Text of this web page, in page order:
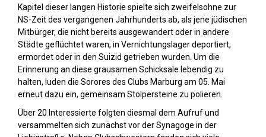
Kapitel dieser langen Historie spielte sich zweifelsohne zur
NS-Zeit des vergangenen Jahrhunderts ab, als jene jüdischen
Mitbürger, die nicht bereits ausgewandert oder in andere
Städte geflüchtet waren, in Vernichtungslager deportiert,
ermordet oder in den Suizid getrieben wurden. Um die
Erinnerung an diese grausamen Schicksale lebendig zu
halten, luden die Sorores des Clubs Marburg am 05. Mai
erneut dazu ein, gemeinsam Stolpersteine zu polieren.
Über 20 Interessierte folgten diesmal dem Aufruf und
versammelten sich zunächst vor der Synagoge in der